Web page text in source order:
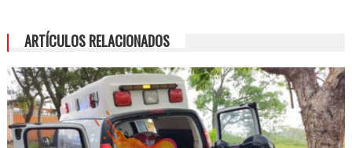
ARTÍCULOS RELACIONADOS